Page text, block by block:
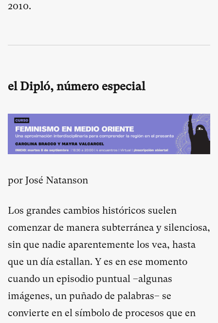
2010.
el Dipló, número especial
por José Natanson
Los grandes cambios históricos suelen
comenzar de manera subterránea y silenciosa,
sin que nadie aparentemente los vea, hasta
que un día estallan. Y es en ese momento
cuando un episodio puntual –algunas
imágenes, un puñado de palabras– se
convierte en el símbolo de procesos que en